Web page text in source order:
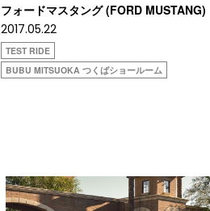
フォードマスタング (FORD MUSTANG)
2017.05.22
TEST RIDE
BUBU MITSUOKA つくばショールーム